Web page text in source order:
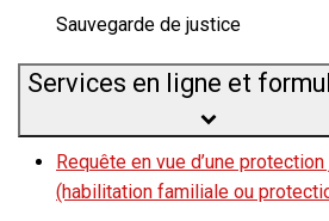
Sauvegarde de justice
Services en ligne et
Requête en vue d’une
(habilitation familiale ou